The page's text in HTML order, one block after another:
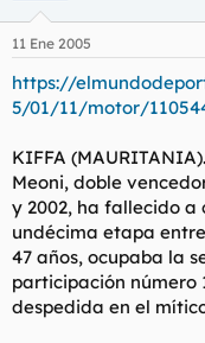
a
d
o
r
d
e
t
e
m
a
i
n
c
o
11 Ene 2005
https://
5/01/11/motor/
KIFFA
Meoni, doble
y 2002, ha fallecido a
undécima etapa
47 años, ocupaba la
participación número
despedida en el